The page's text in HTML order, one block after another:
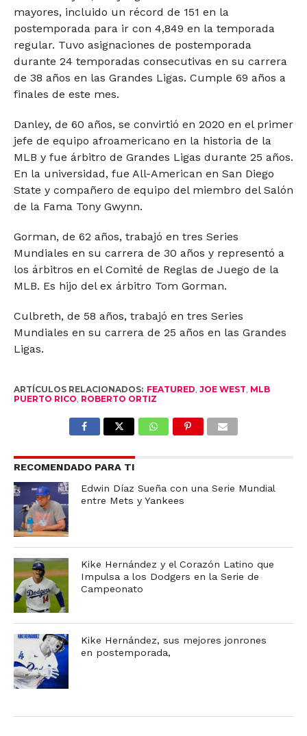
mayores, incluido un récord de 151 en la
postemporada para ir con 4,849 en la temporada
regular. Tuvo asignaciones de postemporada
durante 24 temporadas consecutivas en su carrera
de 38 años en las Grandes Ligas. Cumple 69 años a
finales de este mes.
Danley, de 60 años, se convirtió en 2020 en el primer
jefe de equipo afroamericano en la historia de la
MLB y fue árbitro de Grandes Ligas durante 25 años.
En la universidad, fue All-American en San Diego
State y compañero de equipo del miembro del Salón
de la Fama Tony Gwynn.
Gorman, de 62 años, trabajó en tres Series
Mundiales en su carrera de 30 años y representó a
los árbitros en el Comité de Reglas de Juego de la
MLB. Es hijo del ex árbitro Tom Gorman.
Culbreth, de 58 años, trabajó en tres Series
Mundiales en su carrera de 25 años en las Grandes
Ligas.
ARTÍCULOS RELACIONADOS: FEATURED JOE WEST MLB
PUERTO RICO ROBERTO ORTIZ
RECOMENDADO PARA TI
Edwin Díaz Sueña con una Serie Mundial
entre Mets y Yankees
Kike Hernández y el Corazón Latino que
Impulsa a los Dodgers en la Serie de
Campeonato
Kike Hernández, sus mejores jonrones
en postemporada,